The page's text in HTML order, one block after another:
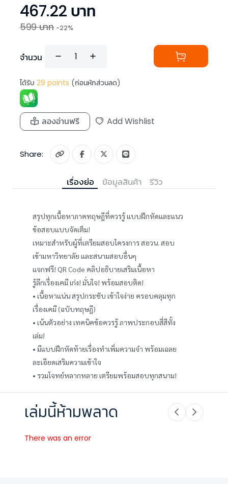
467.22 บาท
599บาท -22%
จำนวน
ได้รับ 29 points (ก่อนหักส่วนลด)
ลองอ่านฟรี Add Wishlist
Share:
เรื่องย่อ ข้อมูลสินค้า รีวิว
สรุปทุกเนื้อหาภาคทฤษฎีที่ควรรู้ แบบฝึกหัดและแนว
ข้อสอบแบบจัดเต็ม!
เหมาะสำหรับผู้ที่เตรียมสอบโครงการ สอวน. สอบ
เข้ามหาวิทยาลัย และสนามสอบอื่นๆ
แจกฟรี! QR Code คลิปอธิบายเสริมเนื้อหา
รู้ลึกเรื่องเคมี เก่ง! มั่นใจ! พร้อมสอบติด!
• เนื้อหาแน่น สรุปกระชับ เข้าใจง่าย ครอบคลุมทุก
เรื่องเคมี (ฉบับทฤษฎี)
• เน้นตัวอย่าง เทคนิคข้อควรรู้ ภาพประกอบสี่สีทั้ง
เล่ม!
• มีแบบฝึกหัดท้ายเรื่องทำเพิ่มความจำ พร้อมเฉลย
ละเอียดเสริมความเข้าใจ
• รวมโจทย์หลากหลาย เตรียมพร้อมสอบทุกสนาม!
เล่มนี้ห้ามพลาด
There was an error